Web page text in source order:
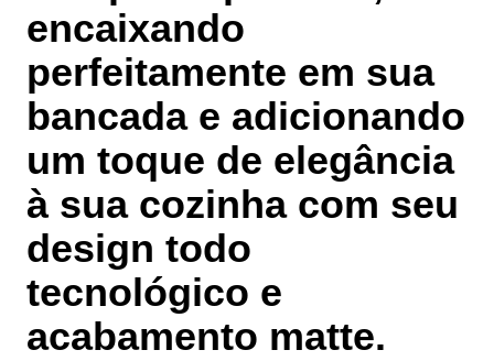
encaixando
perfeitamente em sua
bancada e adicionando
um toque de elegância
à sua cozinha com seu
design todo
tecnológico e
acabamento matte.